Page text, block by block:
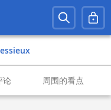
论 周围的看点